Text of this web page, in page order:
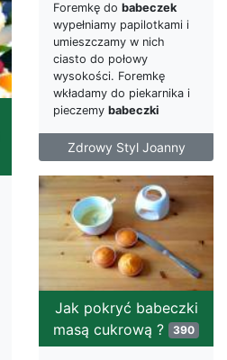
Foremkę do babeczek
wypełniamy papilotkami i
umieszczamy w nich
ciasto do połowy
wysokości. Foremkę
wkładamy do piekarnika i
pieczemy babeczki
Zdrowy Styl Joanny
Jak pokryć babeczki
masą cukrową ? 390